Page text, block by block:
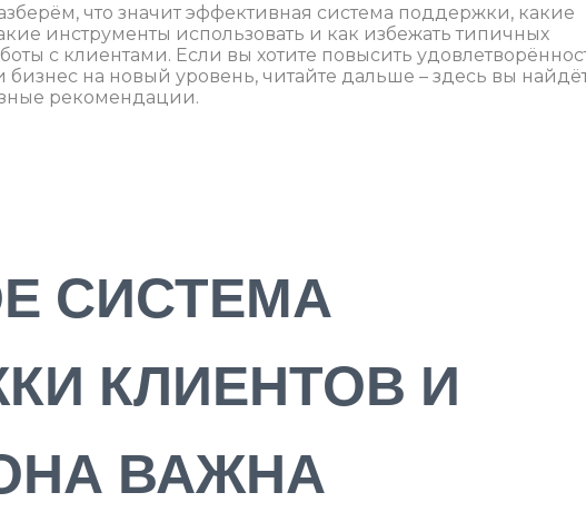
что значит эффективная система поддержки, какие
инструменты использовать и как избежать типичных
с клиентами. Если вы хотите повысить
бизнес на новый уровень, читайте дальше – здесь вы
рекомендации.
СИСТЕМА
КЛИЕНТОВ И
ВАЖНА